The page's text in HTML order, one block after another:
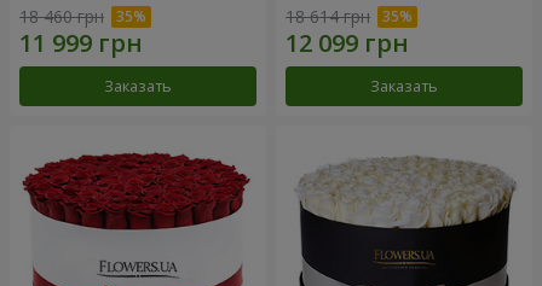
18 460 грн
Заказать
18 614 грн
Заказать